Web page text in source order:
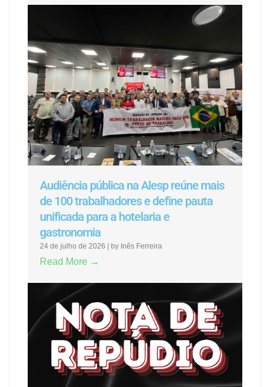
Audiência pública na Alesp reúne mais
de 100 trabalhadores e define pauta
unificada para a hotelaria e
gastronomia
24 de julho de 2026 by Inês Ferreira
Read More →